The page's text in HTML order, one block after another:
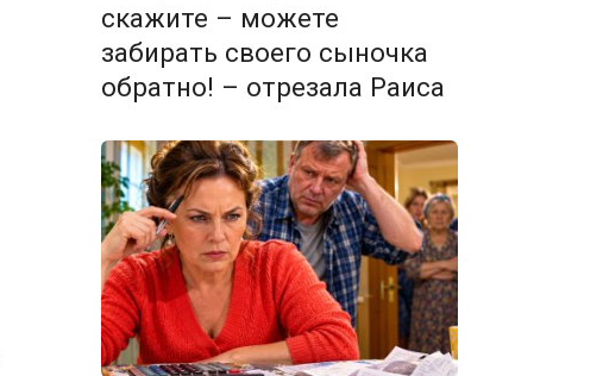
скажите – можете
забирать своего сыночка
обратно! – отрезала Раиса